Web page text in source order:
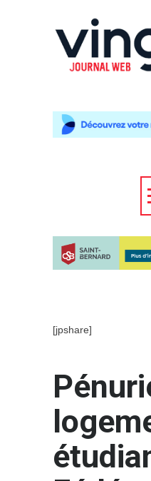
[jpshare]